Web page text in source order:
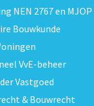
NEN 2767 en MJOP
Bouwkunde
VvE-beheer
Vastgoed
& Bouwrecht